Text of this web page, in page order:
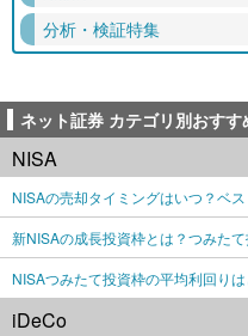
分析・検証特集
ネット証券 カテゴリ別おすす
NISA
NISAの売却タイミングはいつ？ベ
新NISAの成長投資枠とは？つみた
NISAつみたて投資枠の平均利回り
iDeCo